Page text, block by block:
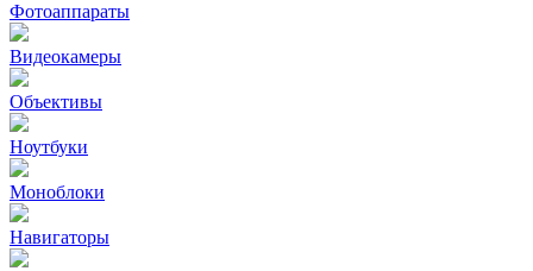
Фотоаппараты
Видеокамеры
Объективы
Ноутбуки
Моноблоки
Навигаторы